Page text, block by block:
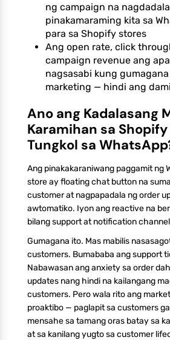
ng campaign na
pinakamaraming kita sa
para sa Shopify stores
Ang open rate, click
campaign revenue ang
nagsasabi kung
marketing — hindi ang
Ano ang Kadalasang
Karamihan sa
Tungkol sa
Ang pinakakaraniwang paggamit ng
store ay floating chat button na
customer at nagpapadala ng order
awtomatiko. Iyon ang reactive na
bilang support at notification
Gumagana ito. Mas mabilis
customers. Bumababa ang support
Nabawasan ang anxiety sa order
updates nang hindi na kailangang
customers. Pero wala rito ang
proaktibo — paglapit sa customers
mensahe sa tamang oras batay sa
at sa kanilang yugto sa customer